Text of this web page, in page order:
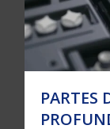
PARTES